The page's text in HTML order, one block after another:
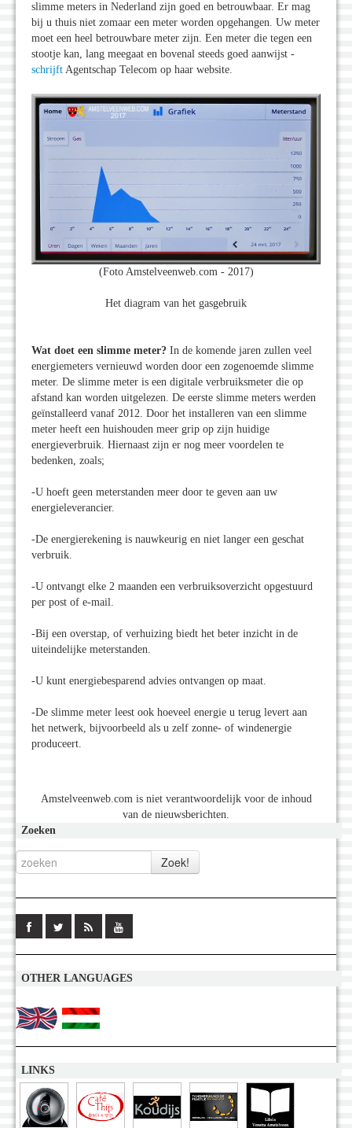
slimme meters in Nederland zijn goed en betrouwbaar. Er mag
bij u thuis niet zomaar een meter worden opgehangen. Uw meter
moet een heel betrouwbare meter zijn. Een meter die tegen een
stootje kan, lang meegaat en bovenal steeds goed aanwijst -
schrijft Agentschap Telecom op haar website.
(Foto Amstelveenweb.com - 2017)
Het diagram van het gasgebruik
Wat doet een slimme meter? In de komende jaren zullen veel
energiemeters vernieuwd worden door een zogenoemde slimme
meter. De slimme meter is een digitale verbruiksmeter die op
afstand kan worden uitgelezen. De eerste slimme meters werden
geïnstalleerd vanaf 2012. Door het installeren van een slimme
meter heeft een huishouden meer grip op zijn huidige
energieverbruik. Hiernaast zijn er nog meer voordelen te
bedenken, zoals;
-U hoeft geen meterstanden meer door te geven aan uw
energieleverancier.
-De energierekening is nauwkeurig en niet langer een geschat
verbruik.
-U ontvangt elke 2 maanden een verbruiksoverzicht opgestuurd
per post of e-mail.
-Bij een overstap, of verhuizing biedt het beter inzicht in de
uiteindelijke meterstanden.
-U kunt energiebesparend advies ontvangen op maat.
-De slimme meter leest ook hoeveel energie u terug levert aan
het netwerk, bijvoorbeeld als u zelf zonne- of windenergie
produceert.
Amstelveenweb.com is niet verantwoordelijk voor de inhoud
van de nieuwsberichten.
Zoeken
OTHER LANGUAGES
LINKS